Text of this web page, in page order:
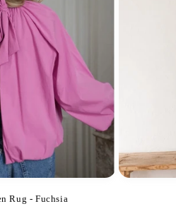
Rug - Fuchsia